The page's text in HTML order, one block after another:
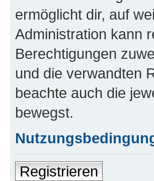
ermöglicht dir, auf
Administration kann
Berechtigungen
und die verwandten
beachte auch die
bewegst.
Registrieren